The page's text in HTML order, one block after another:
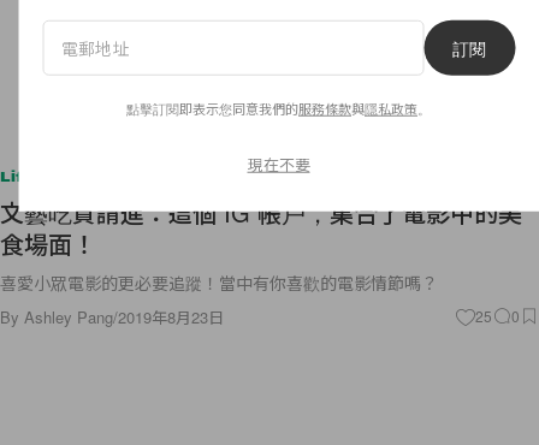
Lifestyle
文藝吃貨請進：這個 IG 帳戶，集合了電影中的美
食場面！
喜愛小眾電影的更必要追蹤！當中有你喜歡的電影情節嗎？
By Ashley Pang/2019年8月23日 25 0
訂閱
點擊訂閱即表示您同意我們的服務條款與隱私政策
現在不要